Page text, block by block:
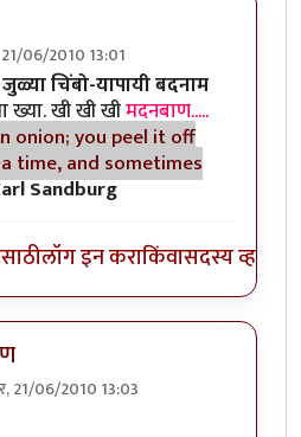
21/06/2010 13:01
बिचाराbyअवलिया
जुळ्या चिंबो-यापायी बदनाम
ख्या. खी खी खीमदनबाण.....
onion; you peel it off
time, and sometimes
Sandburg
लॉग इन कराकिंवासदस्य व्हा
21/06/2010 13:03